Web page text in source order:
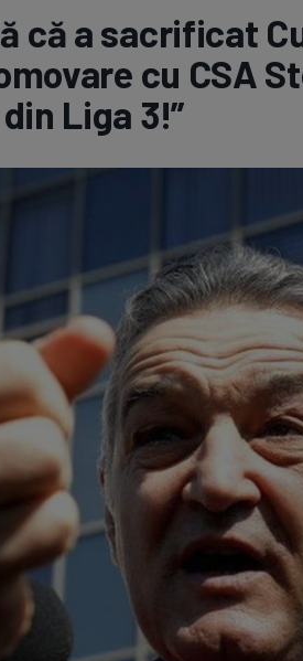
că a sacrificat
cu CSA
Liga 3!”